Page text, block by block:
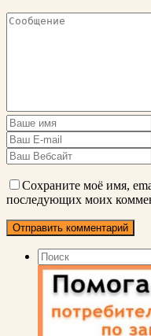
Сохраните моё имя,
последующих моих